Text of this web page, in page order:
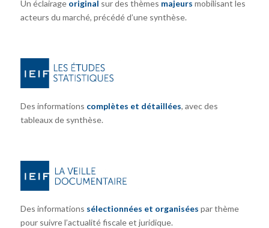
Un éclairage original sur des thèmes majeurs mobilisant les
acteurs du marché, précédé d’une synthèse.
Des informations complètes et détaillées, avec des
tableaux de synthèse.
Des informations sélectionnées et organisées par thème
pour suivre l’actualité fiscale et juridique.